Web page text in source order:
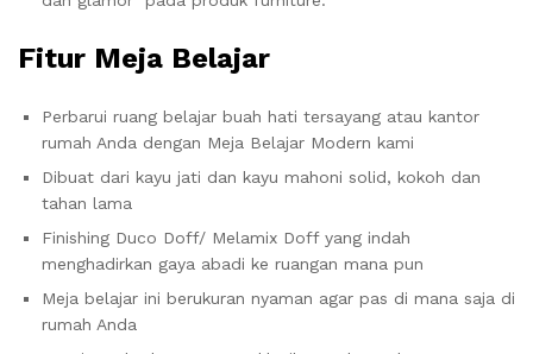
Fitur Meja Belajar
Perbarui ruang belajar buah hati tersayang atau kantor
rumah Anda dengan Meja Belajar Modern kami
Dibuat dari kayu jati dan kayu mahoni solid, kokoh dan
tahan lama
Finishing Duco Doff/ Melamix Doff yang indah
menghadirkan gaya abadi ke ruangan mana pun
Meja belajar ini berukuran nyaman agar pas di mana saja di
rumah Anda